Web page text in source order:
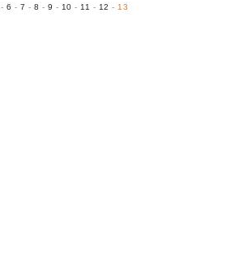
- 6 - 7 - 8 - 9 - 10 - 11 - 12 - 13